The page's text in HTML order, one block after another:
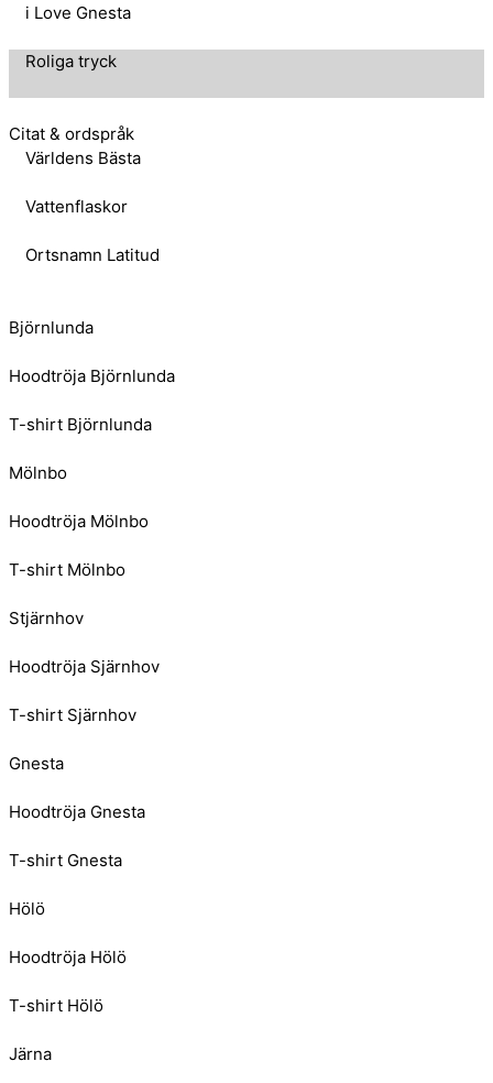
i Love Gnesta
Roliga tryck
Citat & ordspråk
Världens Bästa
Vattenflaskor
Ortsnamn Latitud
Björnlunda
Hoodtröja Björnlunda
T-shirt Björnlunda
Mölnbo
Hoodtröja Mölnbo
T-shirt Mölnbo
Stjärnhov
Hoodtröja Sjärnhov
T-shirt Sjärnhov
Gnesta
Hoodtröja Gnesta
T-shirt Gnesta
Hölö
Hoodtröja Hölö
T-shirt Hölö
Järna